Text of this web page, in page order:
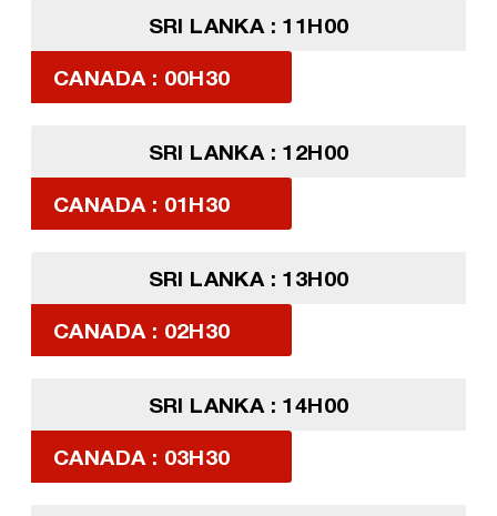
SRI LANKA : 11H00
CANADA : 00H30
SRI LANKA : 12H00
CANADA : 01H30
SRI LANKA : 13H00
CANADA : 02H30
SRI LANKA : 14H00
CANADA : 03H30